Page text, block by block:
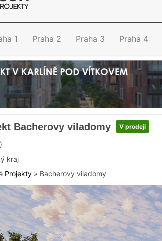
1 Praha 2 Praha 3 Praha 4
Bacherovy viladomy V prodeji
kraj
Projekty » Bacherovy viladomy